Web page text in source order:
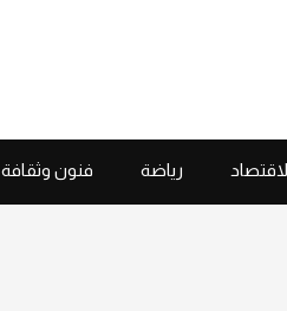
رياضة فنون وثقافة